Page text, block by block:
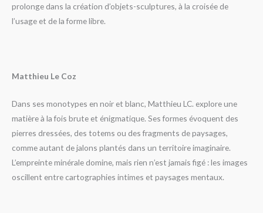
prolonge dans la création d’objets-sculptures, à la croisée de
l’usage et de la forme libre.
Matthieu Le Coz
Dans ses monotypes en noir et blanc, Matthieu LC. explore une
matière à la fois brute et énigmatique. Ses formes évoquent des
pierres dressées, des totems ou des fragments de paysages,
comme autant de jalons plantés dans un territoire imaginaire.
L’empreinte minérale domine, mais rien n’est jamais figé : les images
oscillent entre cartographies intimes et paysages mentaux.